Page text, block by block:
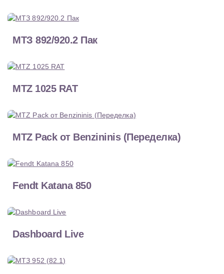
МТЗ 892/920.2 Пак
MTZ 1025 RAT
MTZ Pack от Benzininis (Переделка)
Fendt Katana 850
Dashboard Live